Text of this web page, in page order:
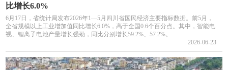
比增长6.0%
6月17日，省统计局发布2026年1—5月四川省国民经济主要指标数据。前5月，
全省规模以上工业增加值同比增长6.0%，高于全国0.6个百分点。其中，智能电
视、锂离子电池产量增长强劲，同比分别增长59.2%、57.2%。
2026-06-23